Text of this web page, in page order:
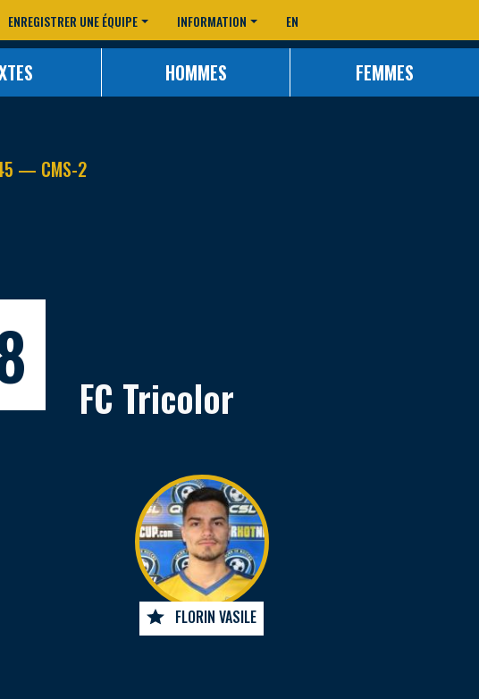
ENREGISTRER UNE ÉQUIPE INFORMATION EN
HOMMES FEMMES
— CMS-2
FC Tricolor
FLORIN VASILE